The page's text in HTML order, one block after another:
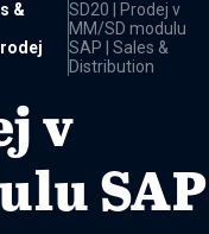
&
SD20 | Prodej v
MM/SD modulu
SAP | Sales &
Distribution
v
SAP